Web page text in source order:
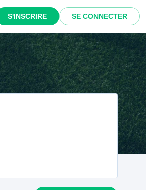
S'INSCRIRE SE CONNECTER